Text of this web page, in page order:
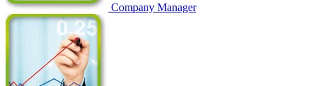
Company Manager